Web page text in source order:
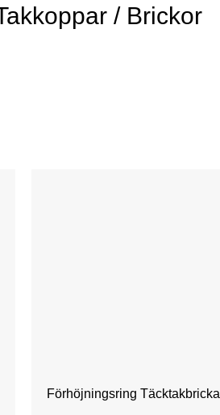
/ Brickor
Förhöjningsring Täcktakbricka